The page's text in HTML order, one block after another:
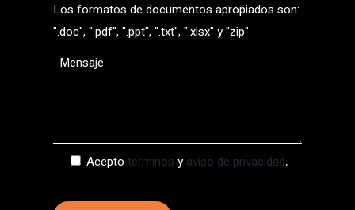
Los formatos de documentos apropiados son:
".doc", ".pdf", ".ppt", ".txt", ".xlsx" y "zip".
Aceptotérminos yaviso de privacidad.